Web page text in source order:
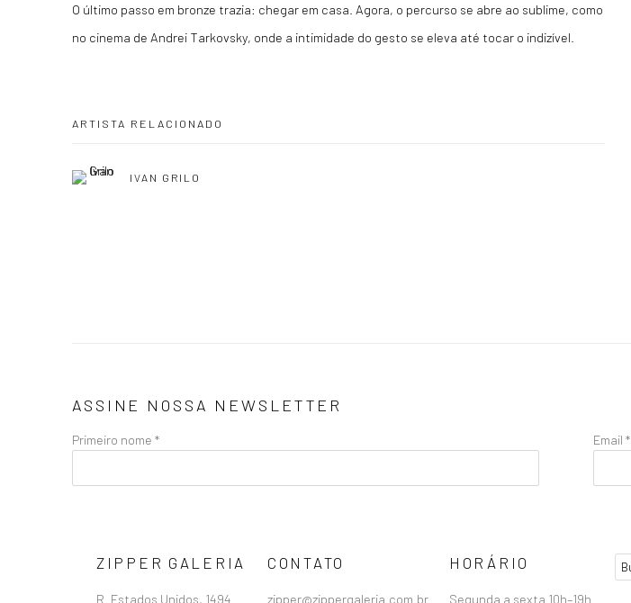
O último passo em bronze trazia: chegar em casa. Agora, o percurso se abre ao sublime, como
no cinema de Andrei Tarkovsky, onde a intimidade do gesto se eleva até tocar o indizível.
ARTISTA RELACIONADO
IVAN GRILO
ASSINE NOSSA NEWSLETTER
Primeiro nome * Email *
ZIPPER GALERIA
R. Estados Unidos, 1494
CONTATO
zipper@zippergaleria.com.br
HORÁRIO
Segunda a sexta 10h–19h